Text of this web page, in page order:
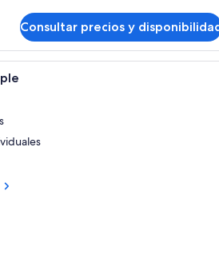
Consultar precios y
Habitación de hotel con dos